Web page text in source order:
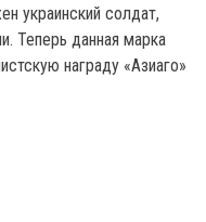
украинский солдат,
Теперь данная марка
награду «Азиаго»